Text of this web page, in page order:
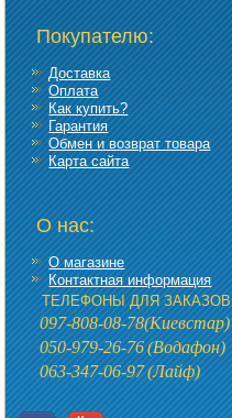
Покупателю:
Доставка
Оплата
Как купить?
Гарантия
Обмен и возврат товара
Карта сайта
О нас:
О магазине
Контактная информация
ТЕЛЕФОНЫ ДЛЯ ЗАКАЗОВ
097-808-08-78(Киевстар)
050-979-26-76(Водафон)
063-347-06-97(Лайф)